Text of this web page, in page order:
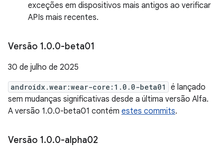
exceções em dispositivos mais antigos ao verificar
APIs mais recentes.
Versão 1.0.0-beta01
30 de julho de 2025
androidx.wear:wear-core:1.0.0-beta01
é lançado
sem mudanças significativas desde a última versão Alfa.
A versão 1.0.0-beta01 contém estes commits.
Versão 1.0.0-alpha02